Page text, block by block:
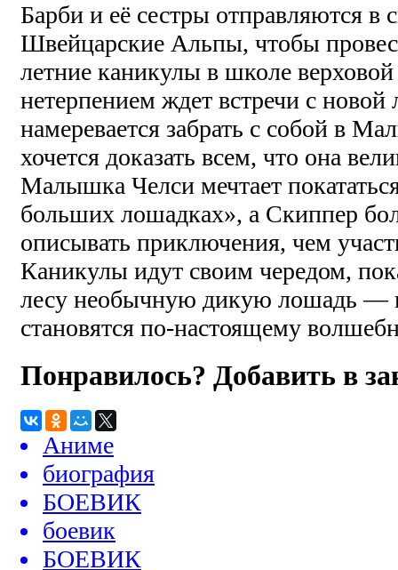
Барби и её сестры отправляются в
Швейцарские Альпы, чтобы
летние каникулы в школе
нетерпением ждет встречи с
намеревается забрать с собой в
хочется доказать всем, что она
Малышка Челси мечтает
больших лошадках», а Скиппер
описывать приключения, чем
Каникулы идут своим чередом,
лесу необычную дикую лошадь —
становятся по-настоящему
Понравилось? Добавить в
Аниме
биография
БОЕВИК
боевик
БОЕВИК